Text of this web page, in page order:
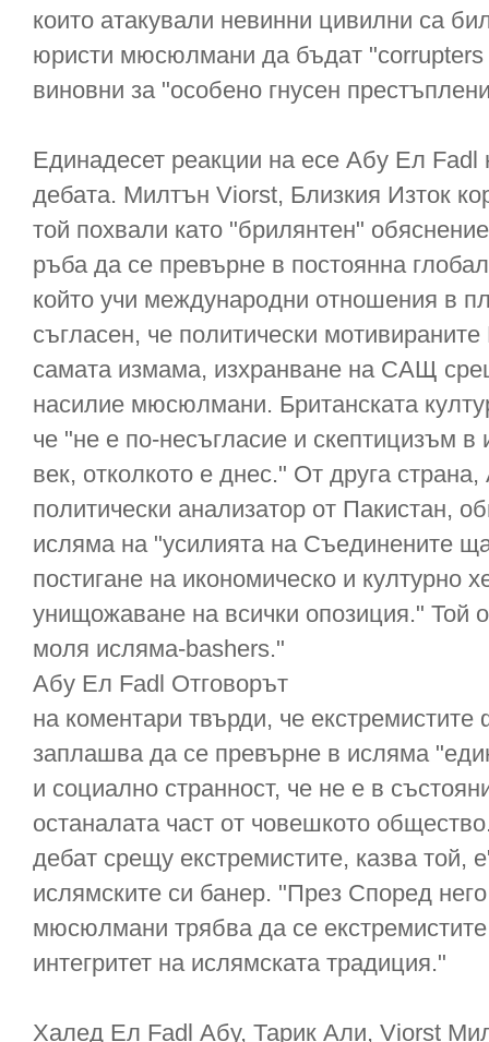
които атакували невинни цивилни са
юристи мюсюлмани да бъдат "corrupters
виновни за "особено гнусен
Единадесет реакции на есе Абу Ел
дебата. Милтън Viorst, Близкия Изток
той похвали като "брилянтен"
ръба да се превърне в постоянна
който учи международни отношения в
съгласен, че политически
самата измама, изхранване на САЩ
насилие мюсюлмани. Британската
че "не е по-несъгласие и скептицизъм
век, отколкото е днес." От друга
политически анализатор от Пакистан,
исляма на "усилията на Съединените
постигане на икономическо и културно
унищожаване на всички опозиция." Той
моля исляма-bashers."
Абу Ел Fadl Отговорът
на коментари твърди, че
заплашва да се превърне в исляма
и социално странност, че не е в
останалата част от човешкото
дебат срещу екстремистите, казва той,
ислямските си банер. "През Според
мюсюлмани трябва да се
интегритет на ислямската традиция."
Халед Ел Fadl Абу, Тарик Али, Viorst